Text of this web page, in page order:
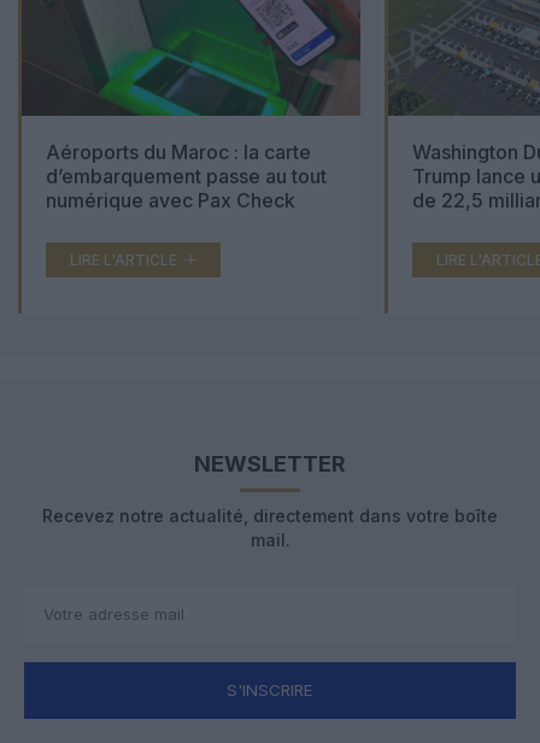
Aéroports du Maroc : la carte
d’embarquement passe au tout
numérique avec Pax Check
LIRE L'ARTICLE
Washington
Trump lance
de 22,5
LIRE
NEWSLETTER
Recevez notre actualité, directement dans votre boîte
mail.
S'INSCRIRE